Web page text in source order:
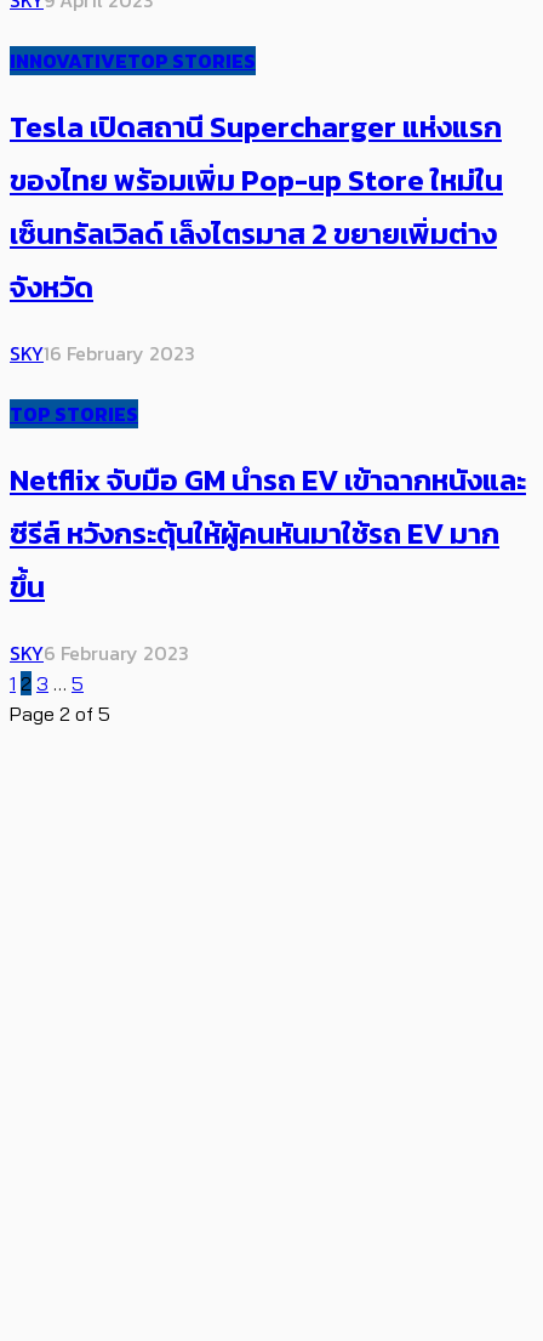
INNOVATIVETOP STORIES
Tesla เปิดสถานี Supercharger แห่งแรก
ของไทย พร้อมเพิ่ม Pop-up Store ใหม่ใน
เซ็นทรัลเวิลด์ เล็งไตรมาส 2 ขยายเพิ่มต่าง
จังหวัด
SKY16 February 2023
TOP STORIES
Netflix จับมือ GM นำรถ EV เข้าฉากหนังและ
ซีรีส์ หวังกระตุ้นให้ผู้คนหันมาใช้รถ EV มาก
ขึ้น
SKY6 February 2023
1 2 3 … 5
Page 2 of 5